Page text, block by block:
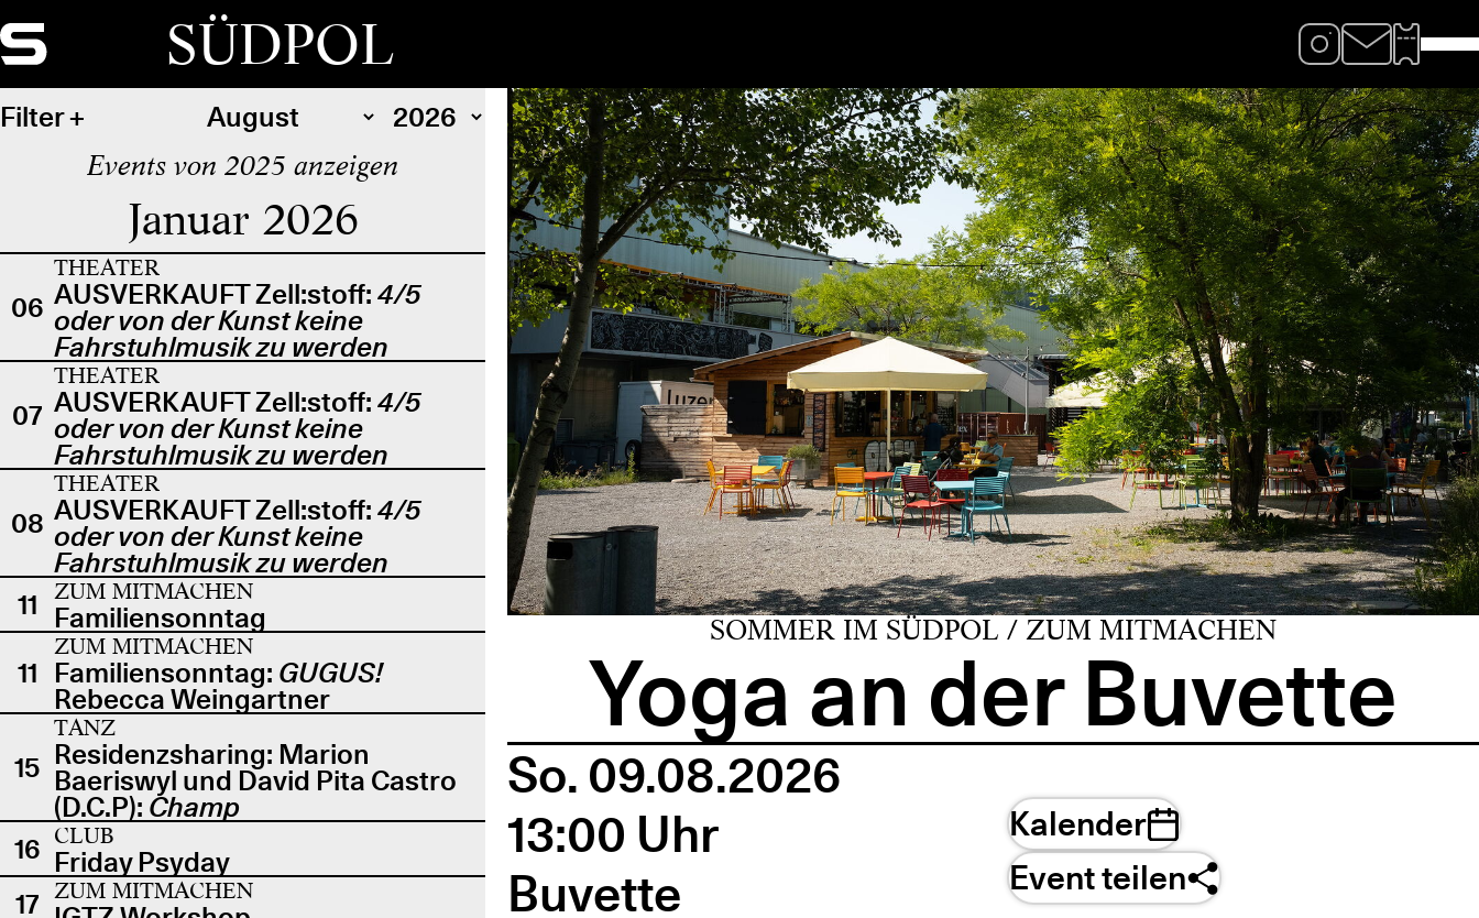
SÜDPOL
Filter
Events von 2025 anzeigen
Januar 2026
06
THEATER
AUSVERKAUFT Zell:stoff: 4/5
oder von der Kunst keine
Fahrstuhlmusik zu werden
07
THEATER
AUSVERKAUFT Zell:stoff: 4/5
oder von der Kunst keine
Fahrstuhlmusik zu werden
08
THEATER
AUSVERKAUFT Zell:stoff: 4/5
oder von der Kunst keine
Fahrstuhlmusik zu werden
11
ZUM MITMACHEN
Familiensonntag
11
ZUM MITMACHEN
Familiensonntag: GUGUS!
Rebecca Weingartner
15
TANZ
Residenzsharing: Marion
Baeriswyl und David Pita Castro
(D.C.P): Champ
16 CLUB
Friday Psyday
17 ZUM MITMACHEN
SOMMER IM SÜDPOL / ZUM MITMACHEN
Yoga an der Buvette
So. 09.08.2026
13:00 Uhr
Buvette
Kalender
Event teilen